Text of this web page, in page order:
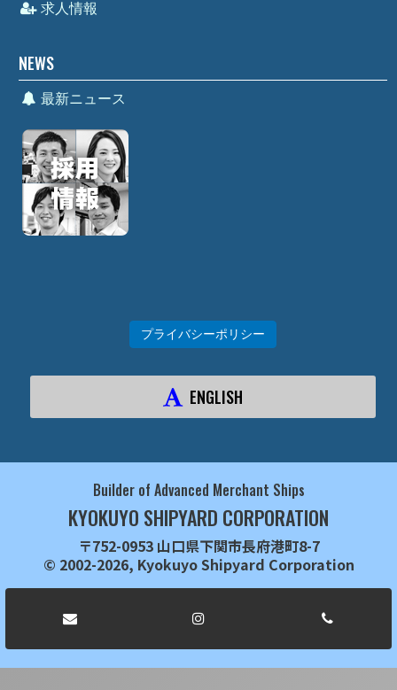
求人情報
NEWS
最新ニュース
プライバシーポリシー
ENGLISH
Builder of Advanced Merchant Ships
KYOKUYO SHIPYARD CORPORATION
〒752-0953 山口県下関市長府港町8-7
© 2002-2026, Kyokuyo Shipyard Corporation